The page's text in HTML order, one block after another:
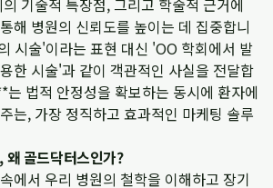
기술적 특장점, 그리고 학술적 근거에
해 병원의 신뢰도를 높이는 데 집중합니
시술'이라는 표현 대신 'OO 학회에서 발
한 시술'과 같이 객관적인 사실을 전달합
법적 안정성을 확보하는 동시에 환자에
는, 가장 정직하고 효과적인 마케팅 솔루
왜 골드닥터스인가?
에서 우리 병원의 철학을 이해하고 장기